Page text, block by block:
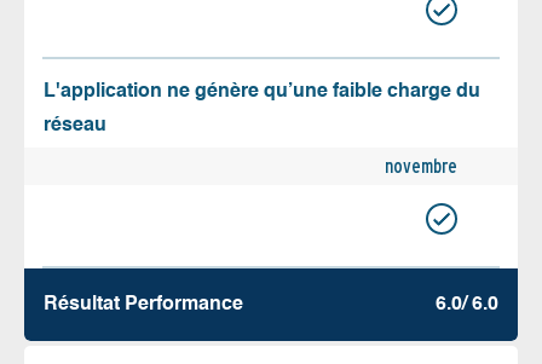
L'application ne génère qu’une faible charge du
réseau
novembre
Résultat Performance 6.0/ 6.0